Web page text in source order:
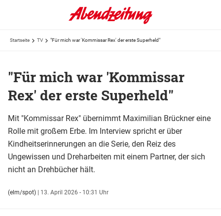
Startseite TV "Für mich war 'Kommissar Rex' der erste Superheld"
"Für mich war 'Kommissar
Rex' der erste Superheld"
Mit "Kommissar Rex" übernimmt Maximilian Brückner eine
Rolle mit großem Erbe. Im Interview spricht er über
Kindheitserinnerungen an die Serie, den Reiz des
Ungewissen und Dreharbeiten mit einem Partner, der sich
nicht an Drehbücher hält.
(elm/spot) | 13. April 2026 - 10:31 Uhr